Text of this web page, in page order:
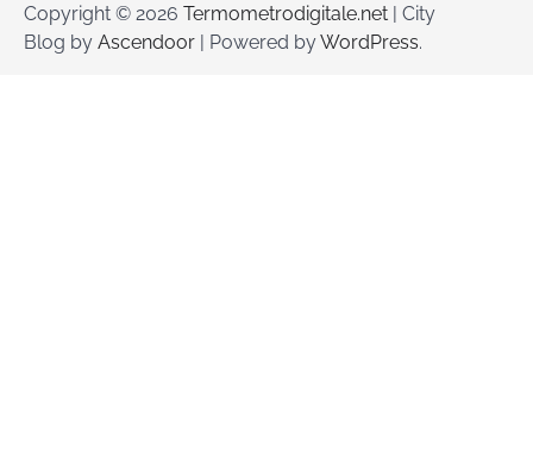
Copyright © 2026 Termometrodigitale.net | City
Blog by Ascendoor | Powered byWordPress.